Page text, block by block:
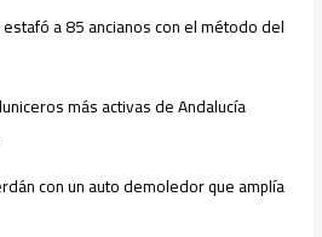
a 85 ancianos con el método del
más activas de Andalucía
con un auto demoledor que amplía